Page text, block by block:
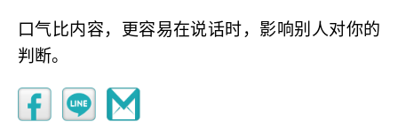
口气比内容，更容易在说话时，影响别人对你的
判断。